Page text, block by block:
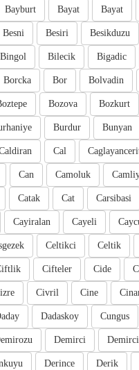
Bayat
Bayat
Bayburt
Besikduzu
Besiri
Besni
Bigadic
Bilecik
Bingol
Bolvadin
Bor
Borcka
Bozkurt
Bozova
Bunyan
Burdur
Cal
Camoluk
Can
Carsibasi
Cat
Catak
Cayeli
Cayiralan
Celtik
Celtikci
Cide
Cifteler
Cine
Civril
Cungus
Dadaskoy
Demirci
Demirci
Derik
Derince